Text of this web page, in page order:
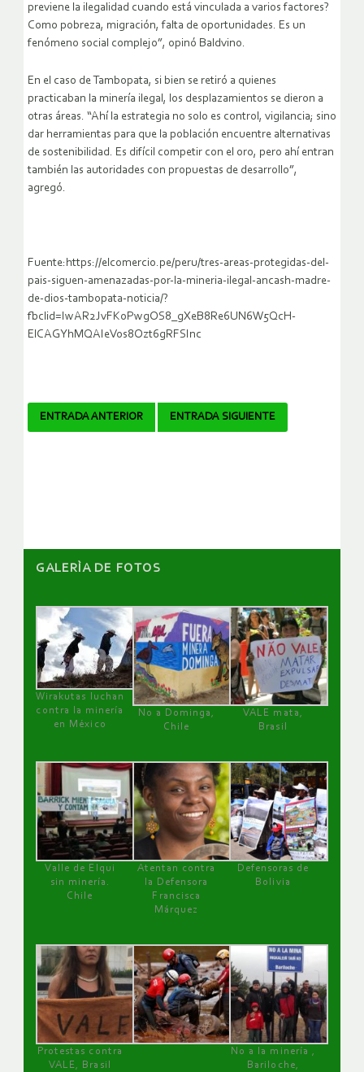
previene la ilegalidad cuando está vinculada a varios factores?
Como pobreza, migración, falta de oportunidades. Es un
fenómeno social complejo”, opinó Baldvino.
En el caso de Tambopata, si bien se retiró a quienes
practicaban la minería ilegal, los desplazamientos se dieron a
otras áreas. “Ahí la estrategia no solo es control, vigilancia; sino
dar herramientas para que la población encuentre alternativas
de sostenibilidad. Es difícil competir con el oro, pero ahí entran
también las autoridades con propuestas de desarrollo”,
agregó.
Fuente:https://elcomercio.pe/peru/tres-areas-protegidas-del-
pais-siguen-amenazadas-por-la-mineria-ilegal-ancash-madre-
de-dios-tambopata-noticia/?
fbclid=IwAR2JvFKoPwgOS8_gXeB8Re6UN6W5QcH-
ElCAGYhMQAIeVos8Ozt6gRFSInc
Navegador
ENTRADA ANTERIOR ENTRADA SIGUIENTE
GALERÌA DE FOTOS
Wirakutas luchan
contra la minería
en México
No a Dominga,
Chile
VALE mata,
Brasil
Valle de Elqui
sin minería.
Chile
Atentan contra
la Defensora
Francisca
Márquez
Defensoras de
Bolivia
Protestas contra
VALE, Brasil
No a la minería ,
Bariloche,